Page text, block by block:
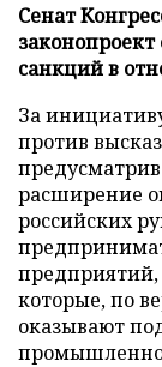
Сенат
санкций в
За
против
расширение
российских
которые, по
оказывают